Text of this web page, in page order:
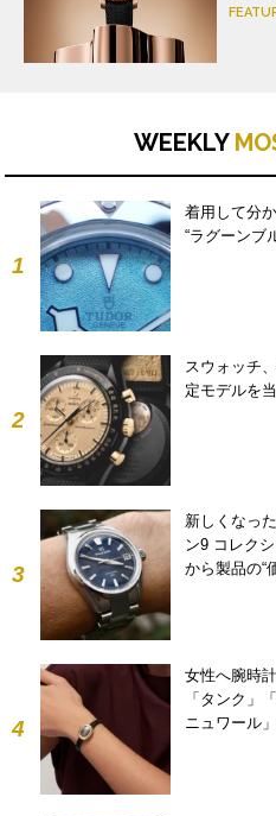
WEEKLY
1
着用して分
“ラグーンブ
2
スウォッチ
定モデルを
3
新しくなっ
ン9 コレク
から製品の“
4
女性へ腕時
「タンク」
ニュワール